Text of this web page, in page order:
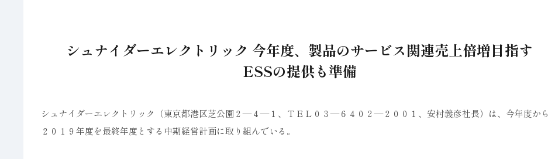
シュナイダーエレクトリック 今年度、製品のサービス関連売上倍増目指す
ESSの提供も準備
シュナイダーエレクトリック（東京都港区芝公園２―４―１、ＴＥＬ０３―６４０２―２００１、安村義彦社長）は、今年度から
２０１９年度を最終年度とする中期経営計画に取り組んでいる。